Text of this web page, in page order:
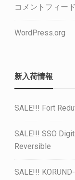
コメントフィード
WordPress.org
新入荷情報
SALE!!! Fort
SALE!!! SSO
Reversible
SALE!!!